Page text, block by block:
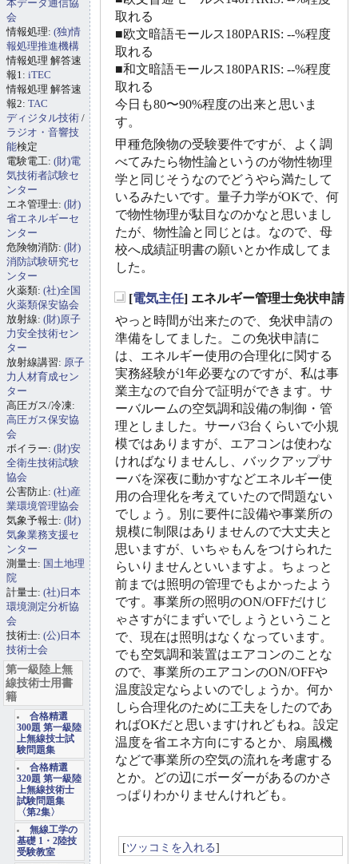
取れる
■欧文暗語モールス180PARIS: --%程度
取れる
■和文暗語モールス180PARIS: --%程度
取れる
今日も80〜90%程度の出来と思いま
す。
甲種危険物の受験要件ですが、よく調
べてみたら物性論というのが物性物理
学と同じそうなのでどうやら満たして
いるみたいです。量子力学がOKで、何
で物性物理が駄目なのかなと思いまし
たが、物性論と同じとは。なので、母
校へ成績証明書の願いとか作成してま
した。
[電気主任] エネルギー管理士免状申請
やっと時間が出来たので、免状申請の
準備をしてました。この免状申請に
は、エネルギー使用の合理化に関する
実務経験が1年必要なのですが、私は事
業主なので自分で証明ができます。サ
ーバルームの空気調和設備の制御・管
理としました。サーバ3台くらいで小規
模ではありますが、エアコンは使わな
ければなりませんし、バックアップサ
ーバを深夜に動かすなどエネルギー使
用の合理化を考えていたので問題ない
でしょう。別に要件に設備や事業所の
規模に制限はありませんので大丈夫と
思いますが、いちゃもんをつけられた
らいりませんといいますよ。ちょっと
前までは照明の管理でもよかったよう
です。事業所の照明のON/OFFだけじ
ゃさすがにまずいでしょうということ
で、現在は照明はなくなっています。
でも空気調和装置はエアコンのことな
ので、事業所のエアコンのON/OFFや
温度設定ならよいのでしょうか。何か
しら合理化のために工夫をしたのであ
ればOKだと思いますけれどもね。設定
温度を省エネ方向にするとか、扇風機
などで事業所の空気の流れを考慮する
とか。どの辺にボーダーがあるのかさ
っぱりわかりませんけれども。
[ツッコミを入れる]
本データ通信協
会
情報処理: (独)情
報処理推進機構
情報処理 解答速
報1: iTEC
情報処理 解答速
報2: TAC
ディジタル技術 /
ラジオ・音響技
能検定
電験電工: (財)電
気技術者試験セ
ンター
エネ管理士: (財)
省エネルギーセ
ンター
危険物消防: (財)
消防試験研究セ
ンター
火薬類: (社)全国
火薬類保安協会
放射線: (財)原子
力安全技術セン
ター
放射線講習: 原子
力人材育成セン
ター
高圧ガス/冷凍:
高圧ガス保安協
会
ボイラー: (財)安
全衛生技術試験
協会
公害防止: (社)産
業環境管理協会
気象予報士: (財)
気象業務支援セ
ンター
測量士: 国土地理
院
計量士: (社)日本
環境測定分析協
会
技術士: (公)日本
技術士会
第一級陸上無
線技術士用書
籍
合格精選
300題 第一級陸
上無線技士試
験問題集
合格精選
320題 第一級陸
上無線技術士
試験問題集
〈第2集〉
無線工学の
基礎 1・2陸技
受験教室